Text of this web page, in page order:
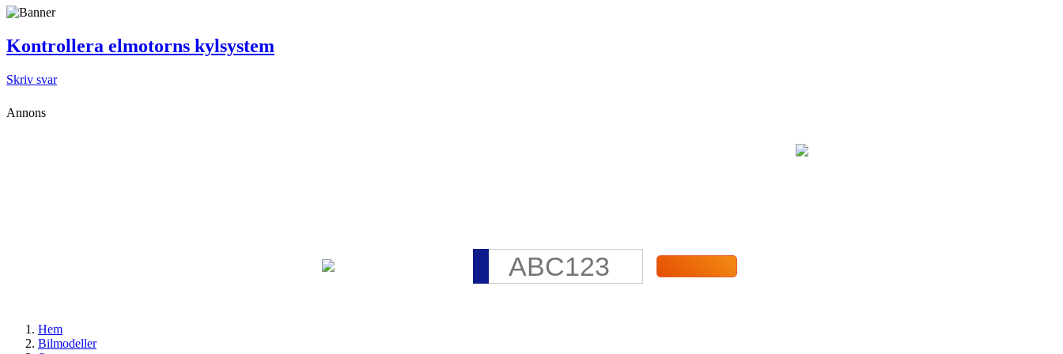
Kontrollera elmotorns kylsystem
Skriv svar
Annons
Hem
Bilmodeller